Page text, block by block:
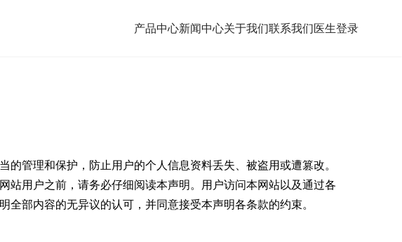
产品中心新闻中心关于我们联系我们医生登录
管理和保护，防止用户的个人信息资料丢失、被盗用或遭篡改。
用户之前，请务必仔细阅读本声明。用户访问本网站以及通过各
部内容的无异议的认可，并同意接受本声明各条款的约束。